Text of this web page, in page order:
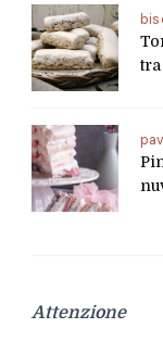
Attenzione